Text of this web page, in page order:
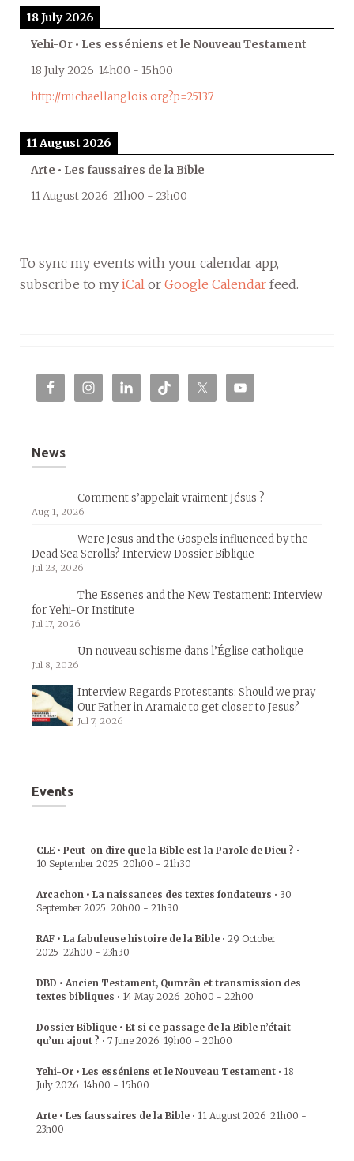
18 July 2026
Yehi-Or • Les esséniens et le Nouveau Testament
18 July 2026 14h00 - 15h00
http://michaellanglois.org?p=25137
11 August 2026
Arte • Les faussaires de la Bible
11 August 2026 21h00 - 23h00
To sync my events with your calendar app,
subscribe to my iCal or Google Calendar feed.
News
Comment s’appelait vraiment Jésus ?
Aug 1, 2026
Were Jesus and the Gospels influenced by the
Dead Sea Scrolls? Interview Dossier Biblique
Jul 23, 2026
The Essenes and the New Testament: Interview
for Yehi-Or Institute
Jul 17, 2026
Un nouveau schisme dans l’Église catholique
Jul 8, 2026
Interview Regards Protestants: Should we pray
Our Father in Aramaic to get closer to Jesus?
Jul 7, 2026
Events
CLE • Peut-on dire que la Bible est la Parole de Dieu ? •
10 September 2025 20h00 - 21h30
Arcachon • La naissances des textes fondateurs • 30
September 2025 20h00 - 21h30
RAF • La fabuleuse histoire de la Bible • 29 October
2025 22h00 - 23h30
DBD • Ancien Testament, Qumrân et transmission des
textes bibliques • 14 May 2026 20h00 - 22h00
Dossier Biblique • Et si ce passage de la Bible n’était
qu’un ajout ? • 7 June 2026 19h00 - 20h00
Yehi-Or • Les esséniens et le Nouveau Testament • 18
July 2026 14h00 - 15h00
Arte • Les faussaires de la Bible • 11 August 2026 21h00 -
23h00